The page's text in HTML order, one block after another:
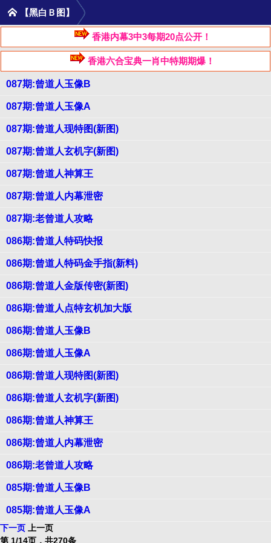
【黑白Ｂ图】
香港内幕3中3每期20点公开！
香港六合宝典一肖中特期期爆！
087期:曾道人玉像B
087期:曾道人玉像A
087期:曾道人现特图(新图)
087期:曾道人玄机字(新图)
087期:曾道人神算王
087期:曾道人内幕泄密
087期:老曾道人攻略
086期:曾道人特码快报
086期:曾道人特码金手指(新料)
086期:曾道人金版传密(新图)
086期:曾道人点特玄机加大版
086期:曾道人玉像B
086期:曾道人玉像A
086期:曾道人现特图(新图)
086期:曾道人玄机字(新图)
086期:曾道人神算王
086期:曾道人内幕泄密
086期:老曾道人攻略
085期:曾道人玉像B
085期:曾道人玉像A
下一页 上一页
第 1/14页，共270条